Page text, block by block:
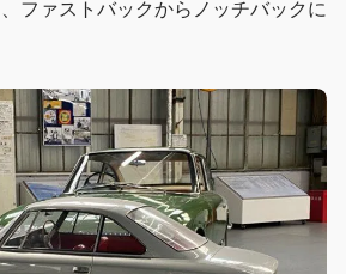
ファストバックからノッチバックに